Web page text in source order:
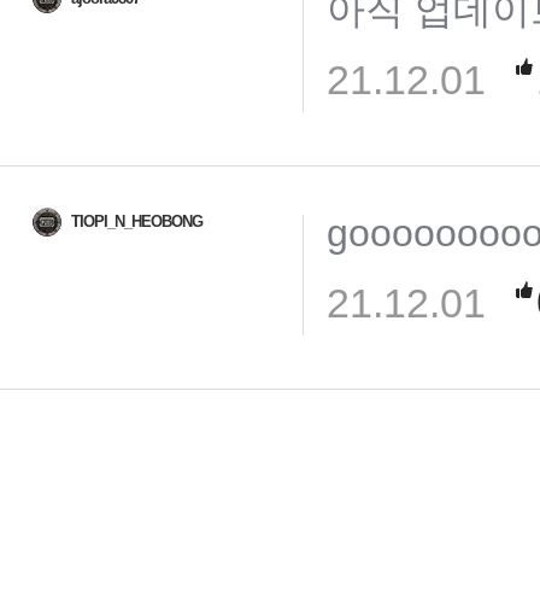
아직 업데
21.12.01
TIOPI_N_HEOBONG
21.12.01